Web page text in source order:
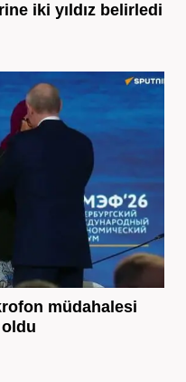
iki yıldız belirledi
müdahalesi